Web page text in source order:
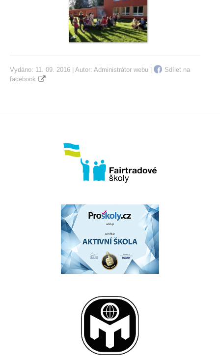
Vydáno: 11. 09. 2016 | Autor: Administrátor webu |
Sdílet na
facebook